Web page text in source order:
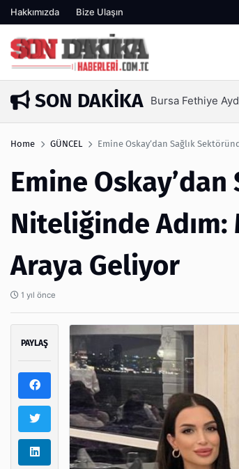
Hakkımızda Bize Ulaşın
SON DAKIKA
Tek Fiyat Neden Yetmez | Ufuksoy Nakliyat
Home GÜNCEL Emine Oskay’dan Sağlık
Emine
Niteliğinde
Araya Geliyor
1 yıl önce
PAYLAŞ